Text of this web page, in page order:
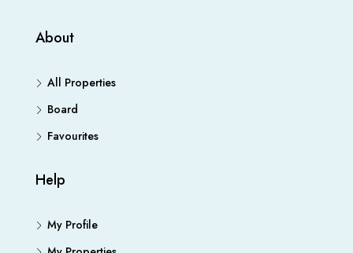
About
All Properties
Board
Favourites
Help
My Profile